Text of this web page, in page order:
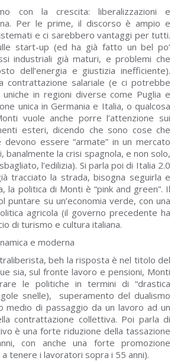
con la crescita: liberalizzazioni e
Per le prime, il discorso è ampio e
e ci sarebbero vantaggi per tutti.
start-up (ed ha già fatto un bel po’
industriali già maturi, e problemi che
dell’energia e giustizia inefficiente).
contrattazione salariale (e ci potrebbe
in regioni diverse come Puglia e
unica in Germania e Italia, o qualcosa
vuole anche porre l’attenzione sui
esteri, dicendo che sono cose che
essere “armate” in un mercato
la crisi spagnola, e non solo,
l’edilizia). Si parla poi di Italia 2.0
tracciato la strada, bisogna seguirla e
politica di Monti è “pink and green”. Il
su un’economia verde, con una
agricola (il governo precedente ha
di turismo e cultura italiana.
e moderna
beh la risposta è nel titolo del
sia, sul fronte lavoro e pensioni, Monti
le politiche in termini di “drastica
snelle), superamento del dualismo
di passaggio da un lavoro ad un
contrattazione collettiva. Poi parla di
è una forte riduzione della tassazione
con anche una forte promozione
tenere i lavoratori sopra i 55 anni).